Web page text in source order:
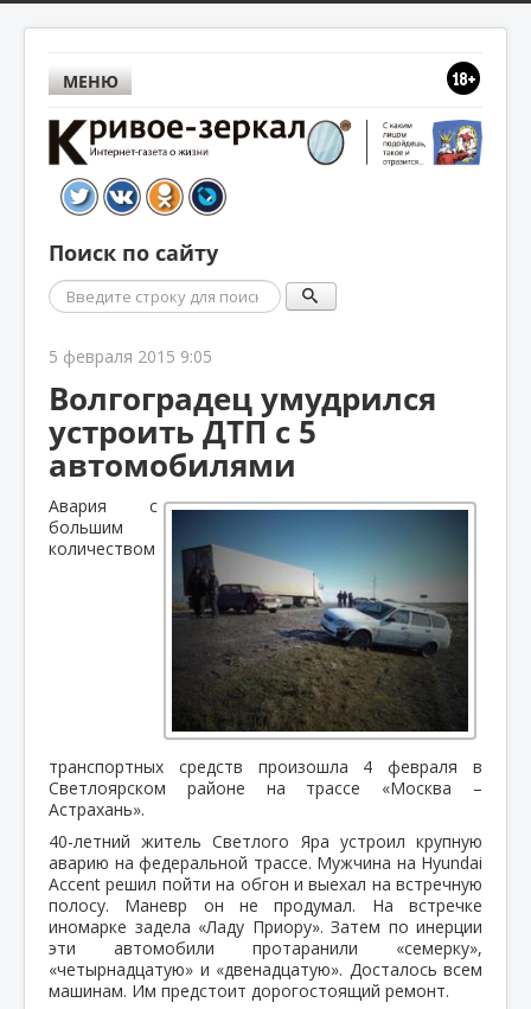
МЕНЮ
Поиск по сайту
Поиск
5 февраля 2015 9:05
Волгоградец умудрился
устроить ДТП с 5
автомобилями
Авария с
большим
количеством
транспортных средств произошла 4 февраля в
Светлоярском районе на трассе «Москва –
Астрахань».
40-летний житель Светлого Яра устроил крупную
аварию на федеральной трассе. Мужчина на Hyundai
Accent решил пойти на обгон и выехал на встречную
полосу. Маневр он не продумал. На встречке
иномарке задела «Ладу Приору». Затем по инерции
эти автомобили протаранили «семерку»,
«четырнадцатую» и «двенадцатую». Досталось всем
машинам. Им предстоит дорогостоящий ремонт.